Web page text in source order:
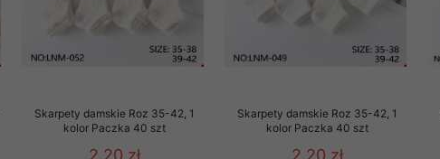
Skarpety damskie Roz 35-42, 1
kolor Paczka 40 szt
2.20 zł
Skarpety damskie Roz 35-42, 1
kolor Paczka 40 szt
2.20 zł